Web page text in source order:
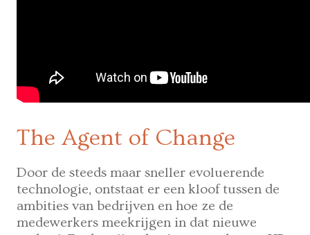
The Agent of Change
Door de steeds maar sneller evoluerende
technologie, ontstaat er een kloof tussen de
ambities van bedrijven en hoe ze de
medewerkers meekrijgen in dat nieuwe